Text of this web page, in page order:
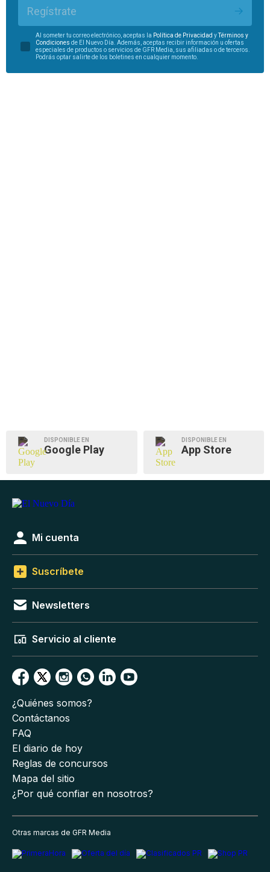
Regístrate
Al someter tu correo electrónico, aceptas la Política de Privacidad yTérminos y
Condiciones de El Nuevo Día. Además, aceptas recibir información u ofertas
especiales de productos o servicios de GFR Media, sus afiliadas o de terceros.
Podrás optar salirte de los boletines en cualquier momento.
DISPONIBLE EN
Google Play
DISPONIBLE EN
App Store
Mi cuenta
Suscríbete
Newsletters
Servicio al cliente
¿Quiénes somos?
Contáctanos
FAQ
El diario de hoy
Reglas de concursos
Mapa del sitio
¿Por qué confiar en nosotros?
Otras marcas de GFR Media